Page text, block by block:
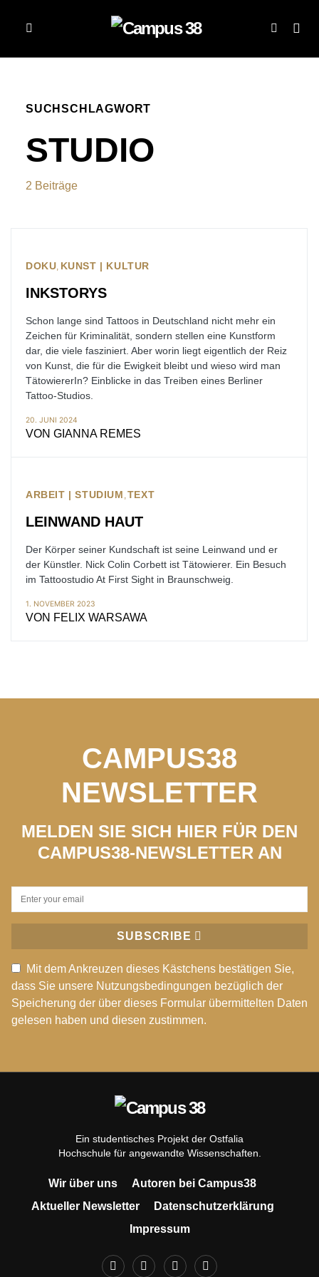
SUCHSCHLAGWORT
STUDIO
2 Beiträge
DOKU KUNST | KULTUR
INKSTORYS
Schon lange sind Tattoos in Deutschland nicht mehr ein
Zeichen für Kriminalität, sondern stellen eine Kunstform
dar, die viele fasziniert. Aber worin liegt eigentlich der Reiz
von Kunst, die für die Ewigkeit bleibt und wieso wird man
TätowiererIn? Einblicke in das Treiben eines Berliner
Tattoo-Studios.
20. JUNI 2024
VON GIANNA REMES
ARBEIT | STUDIUM TEXT
LEINWAND HAUT
Der Körper seiner Kundschaft ist seine Leinwand und er
der Künstler. Nick Colin Corbett ist Tätowierer. Ein Besuch
im Tattoostudio At First Sight in Braunschweig.
1. NOVEMBER 2023
VON FELIX WARSAWA
CAMPUS38
NEWSLETTER
MELDEN SIE SICH HIER FÜR DEN
CAMPUS38-NEWSLETTER AN
SUBSCRIBE
Mit dem Ankreuzen dieses Kästchens bestätigen Sie,
dass Sie unsere Nutzungsbedingungen bezüglich der
Speicherung der über dieses Formular übermittelten Daten
gelesen haben und diesen zustimmen.
Ein studentisches Projekt der Ostfalia
Hochschule für angewandte Wissenschaften.
Wir über uns
Autoren bei Campus38
Aktueller Newsletter
Datenschutzerklärung
Impressum